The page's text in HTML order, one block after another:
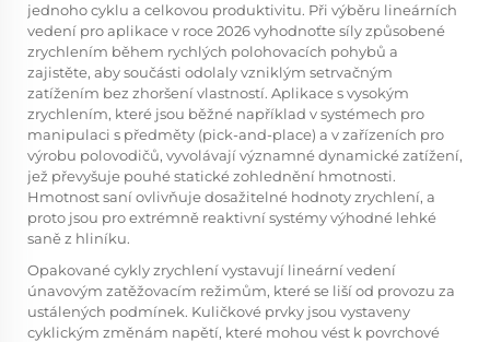
jednoho cyklu a celkovou produktivitu. Při výběru lineárních
vedení pro aplikace v roce 2026 vyhodnoťte síly způsobené
zrychlením během rychlých polohovacích pohybů a
zajistěte, aby součásti odolaly vzniklým setrvačným
zatížením bez zhoršení vlastností. Aplikace s vysokým
zrychlením, které jsou běžné například v systémech pro
manipulaci s předměty (pick-and-place) a v zařízeních pro
výrobu polovodičů, vyvolávají významné dynamické zatížení,
jež převyšuje pouhé statické zohlednění hmotnosti.
Hmotnost saní ovlivňuje dosažitelné hodnoty zrychlení, a
proto jsou pro extrémně reaktivní systémy výhodné lehké
saně z hliníku.
Opakované cykly zrychlení vystavují lineární vedení
únavovým zatěžovacím režimům, které se liší od provozu za
ustálených podmínek. Kuličkové prvky jsou vystaveny
cyklickým změnám napětí, které mohou vést k povrchové